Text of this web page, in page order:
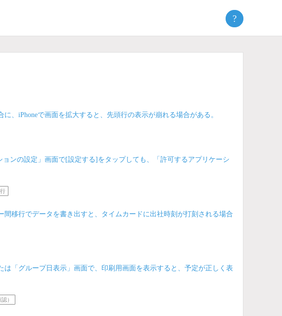
?
、iPhoneで画面を拡大すると、先頭行の表示が崩れる場合がある。
ンの設定」画面で[設定する]をタップしても、「許可するアプリケーシ
移行でデータを書き出すと、タイムカードに出社時刻が打刻される場合
は「グループ日表示」画面で、印刷用画面を表示すると、予定が正しく表
）